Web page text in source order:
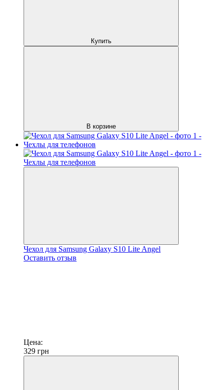
Купить
В корзине
Чехол для Samsung Galaxy S10 Lite Angel
Оставить отзыв
Цена:
329 грн